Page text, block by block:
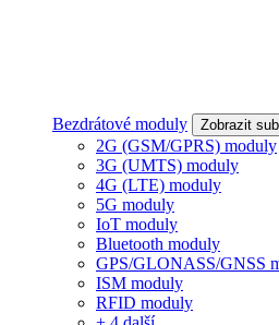
Bezdrátové moduly Zobrazit
2G (GSM/GPRS) moduly
3G (UMTS) moduly
4G (LTE) moduly
5G moduly
IoT moduly
Bluetooth moduly
GPS/GLONASS/GNSS
ISM moduly
RFID moduly